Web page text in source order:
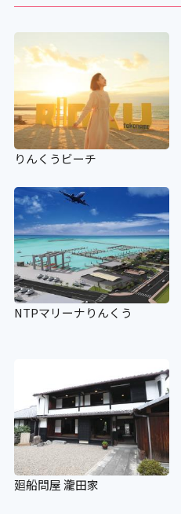
りんくうビーチ
NTPマリーナりんくう
廻船問屋 瀧田家